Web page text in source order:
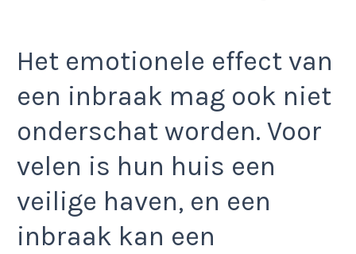
Het emotionele effect van
een inbraak mag ook niet
onderschat worden. Voor
velen is hun huis een
veilige haven, en een
inbraak kan een